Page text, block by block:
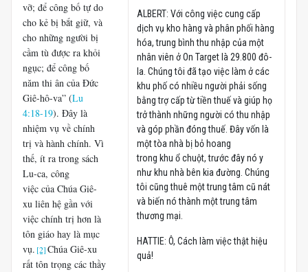
ALBERT: Với công việc cung cấp
dịch vụ kho hàng và phân phối hàng
hóa, trung bình thu nhập của một
nhân viên ở On Target là 29.800 đô-
la. Chúng tôi đã tạo việc làm ở các
khu phố có nhiều người phải sống
bằng trợ cấp từ tiền thuế và giúp họ
trở thành những người có thu nhập
và góp phần đóng thuế. Đây vốn là
một tòa nhà bị bỏ hoang
trong khu ổ chuột, trước đây nó y
như khu nhà bên kia đường. Chúng
tôi cũng thuê một trung tâm cũ nát
và biến nó thành một trung tâm
thương mại.
HATTIE: Ô, Cách làm việc thật hiệu
quả!
vỡ; để công bố tự do
cho kẻ bị bắt giữ, và
cho những người bị
cầm tù được ra khỏi
ngục; để công bố
năm thi ân của Đức
Giê-hô-va” (Lu
4:18-19). Đây là
nhiệm vụ về chính
trị và hành chính. Vì
thế, ít ra trong sách
Lu-ca, công
việc của Chúa Giê-
xu liên hệ gần với
việc chính trị hơn là
tôn giáo hay là mục
vụ. [2]Chúa Giê-xu
rất tôn trọng các thầy